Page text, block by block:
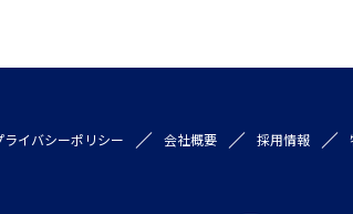
ライバシーポリシー 会社概要 採用情報